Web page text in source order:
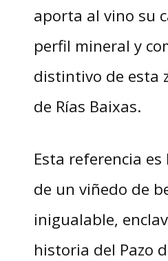
aporta al vino su
perfil mineral y
distintivo de esta
de Rías Baixas.
Esta referencia
de un viñedo de
inigualable,
historia del Pazo